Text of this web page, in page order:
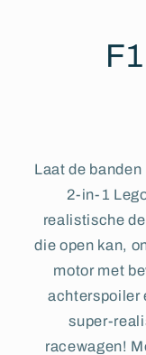
Laat de
2-in-1
realistische
die open kan,
motor met
achterspoiler
super-
racewagen!